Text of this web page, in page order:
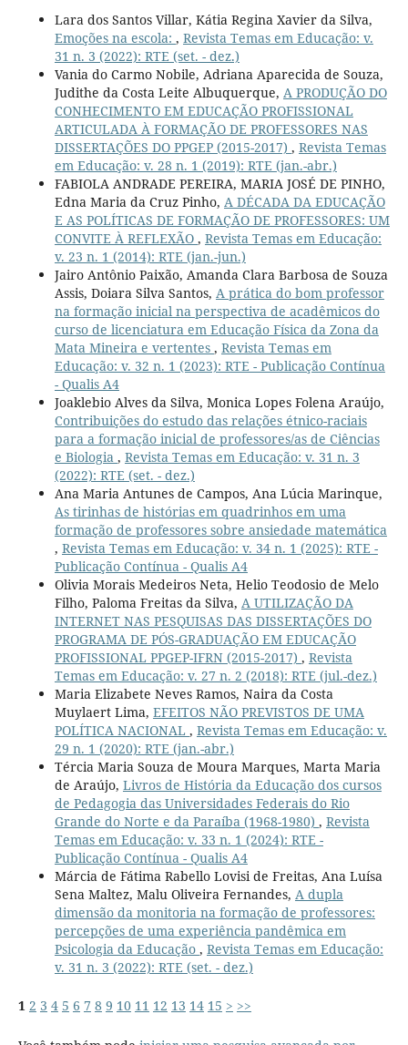
Lara dos Santos Villar, Kátia Regina Xavier da Silva,
Emoções na escola: , Revista Temas em Educação: v.
31 n. 3 (2022): RTE (set. - dez.)
Vania do Carmo Nobile, Adriana Aparecida de Souza,
Judithe da Costa Leite Albuquerque, A PRODUÇÃO DO
CONHECIMENTO EM EDUCAÇÃO PROFISSIONAL
ARTICULADA À FORMAÇÃO DE PROFESSORES NAS
DISSERTAÇÕES DO PPGEP (2015-2017) , Revista Temas
em Educação: v. 28 n. 1 (2019): RTE (jan.-abr.)
FABIOLA ANDRADE PEREIRA, MARIA JOSÉ DE PINHO,
Edna Maria da Cruz Pinho, A DÉCADA DA EDUCAÇÃO
E AS POLÍTICAS DE FORMAÇÃO DE PROFESSORES: UM
CONVITE À REFLEXÃO , Revista Temas em Educação:
v. 23 n. 1 (2014): RTE (jan.-jun.)
Jairo Antônio Paixão, Amanda Clara Barbosa de Souza
Assis, Doiara Silva Santos, A prática do bom professor
na formação inicial na perspectiva de acadêmicos do
curso de licenciatura em Educação Física da Zona da
Mata Mineira e vertentes , Revista Temas em
Educação: v. 32 n. 1 (2023): RTE - Publicação Contínua
- Qualis A4
Joaklebio Alves da Silva, Monica Lopes Folena Araújo,
Contribuições do estudo das relações étnico-raciais
para a formação inicial de professores/as de Ciências
e Biologia , Revista Temas em Educação: v. 31 n. 3
(2022): RTE (set. - dez.)
Ana Maria Antunes de Campos, Ana Lúcia Marinque,
As tirinhas de histórias em quadrinhos em uma
formação de professores sobre ansiedade matemática
, Revista Temas em Educação: v. 34 n. 1 (2025): RTE -
Publicação Contínua - Qualis A4
Olivia Morais Medeiros Neta, Helio Teodosio de Melo
Filho, Paloma Freitas da Silva, A UTILIZAÇÃO DA
INTERNET NAS PESQUISAS DAS DISSERTAÇÕES DO
PROGRAMA DE PÓS-GRADUAÇÃO EM EDUCAÇÃO
PROFISSIONAL PPGEP-IFRN (2015-2017) , Revista
Temas em Educação: v. 27 n. 2 (2018): RTE (jul.-dez.)
Maria Elizabete Neves Ramos, Naira da Costa
Muylaert Lima, EFEITOS NÃO PREVISTOS DE UMA
POLÍTICA NACIONAL , Revista Temas em Educação: v.
29 n. 1 (2020): RTE (jan.-abr.)
Tércia Maria Souza de Moura Marques, Marta Maria
de Araújo, Livros de História da Educação dos cursos
de Pedagogia das Universidades Federais do Rio
Grande do Norte e da Paraíba (1968-1980) , Revista
Temas em Educação: v. 33 n. 1 (2024): RTE -
Publicação Contínua - Qualis A4
Márcia de Fátima Rabello Lovisi de Freitas, Ana Luísa
Sena Maltez, Malu Oliveira Fernandes, A dupla
dimensão da monitoria na formação de professores:
percepções de uma experiência pandêmica em
Psicologia da Educação , Revista Temas em Educação:
v. 31 n. 3 (2022): RTE (set. - dez.)
1 2 3 4 5 6 7 8 9 10 11 12 13 14 15 > >>